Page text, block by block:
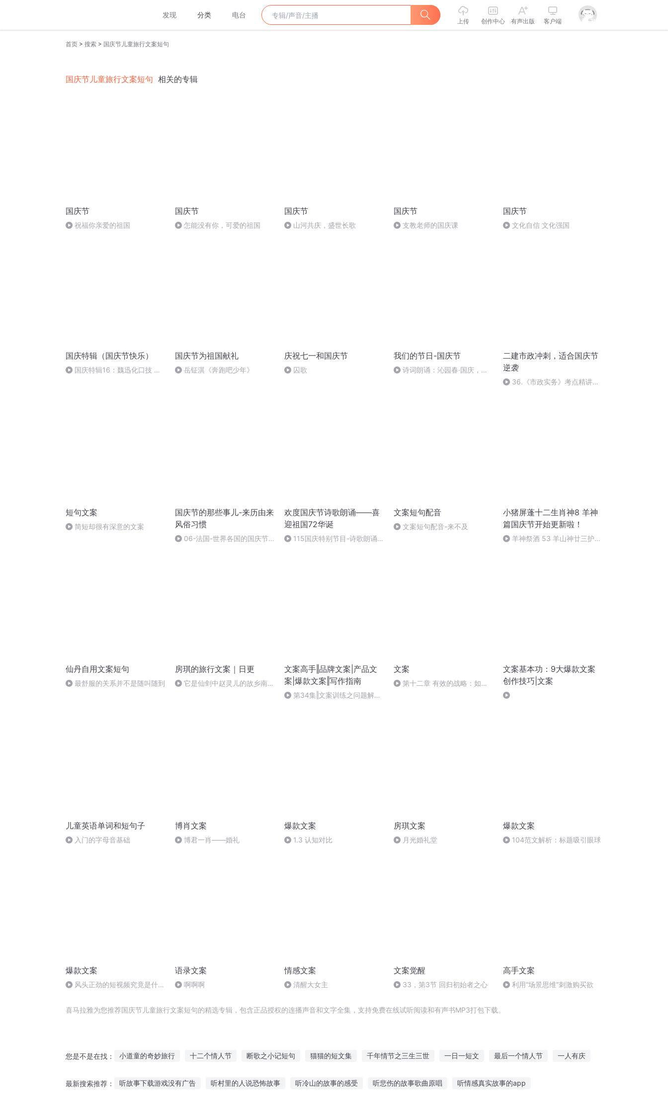
发现 分类 电台
上传 创作中心 有声出版 客户端
首页 > 搜索 > 国庆节儿童旅行文案短句
国庆节儿童旅行文案短句 相关的专辑
国庆节
祝福你亲爱的祖国
国庆节
怎能没有你，可爱的祖国
国庆节
山河共庆，盛世长歌
国庆节
支教老师的国庆课
国庆节
文化自信 文化强国
国庆特辑（国庆节快乐）
国庆特辑16：魏迅化口技 二
国庆节为祖国献礼
岳钲淇《奔跑吧少年》
庆祝七一和国庆节
囚歌
我们的节日-国庆节
诗词朗诵：沁园春·国庆，朗
二建市政冲刺，适合国庆节
逆袭
36.《市政实务》考点精讲第
短句文案
简短却很有深意的文案
国庆节的那些事儿-来历由来
风俗习惯
06-法国-世界各国的国庆节-
欢度国庆节诗歌朗诵——喜
迎祖国72华诞
115国庆特别节目-诗歌朗诵-
文案短句配音
文案短句配音-来不及
小猪屏蓬十二生肖神8 羊神
篇国庆节开始更新啦！
羊神祭酒 53 羊山神廿三护祭
仙丹自用文案短句
最舒服的关系并不是随叫随到
房琪的旅行文案｜日更
它是仙剑中赵灵儿的故乡南诏
文案高手‖品牌文案|产品文
案|爆款文案‖写作指南
第34集‖文案训练之问题解决
文案
第十二章 有效的战略：如何
文案基本功：9大爆款文案
创作技巧|文案
儿童英语单词和短句子
入门的字母音基础
博肖文案
博君一肖——婚礼
爆款文案
1.3 认知对比
房琪文案
月光婚礼堂
爆款文案
104范文解析：标题吸引眼球
爆款文案
风头正劲的短视频究竟是什
语录文案
啊啊啊
情感文案
清醒大女主
文案觉醒
33，第3节 回归初始者之心
高手文案
利用“场景思维”刺激购买欲
喜马拉雅为您推荐国庆节儿童旅行文案短句的精选专辑，包含正品授权的连播声音和文字全集，支持免费在线试听阅读和有声书MP3打包下载。
您是不是在找： 小道童的奇妙旅行 十二个情人节 断歌之小记短句 猫猫的短文集 千年情节之三生三世 一日一短文 最后一个情人节 一人有庆
最新搜索推荐： 听故事下载游戏没有广告 听村里的人说恐怖故事 听冷山的故事的感受 听悲伤的故事歌曲原唱 听情感真实故事的app